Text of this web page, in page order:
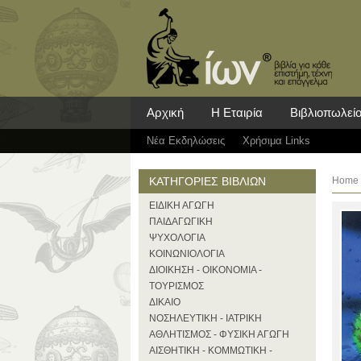
Αρχική Η Εταιρία Βιβλιοπωλείο
Νέα Eκδηλώσεις Χρήσιμα Links
ΚΑΤΗΓΟΡΙΕΣ ΒΙΒΛΙΩΝ
ΕΙΔΙΚΗ ΑΓΩΓΗ
ΠΑΙΔΑΓΩΓΙΚΗ
ΨΥΧΟΛΟΓΙΑ
ΚΟΙΝΩΝΙΟΛΟΓΙΑ
ΔΙΟΙΚΗΣΗ - ΟΙΚΟΝΟΜΙΑ -
ΤΟΥΡΙΣΜΟΣ
ΔΙΚΑΙΟ
ΝΟΣΗΛΕΥΤΙΚΗ - ΙΑΤΡΙΚΗ
ΑΘΛΗΤΙΣΜΟΣ - ΦΥΣΙΚΗ ΑΓΩΓΗ
ΑΙΣΘΗΤΙΚΗ - ΚΟΜΜΩΤΙΚΗ -
Home